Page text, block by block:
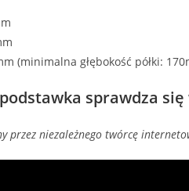
(minimalna głębokość półki:
sprawdza
przez niezależnego twórcę